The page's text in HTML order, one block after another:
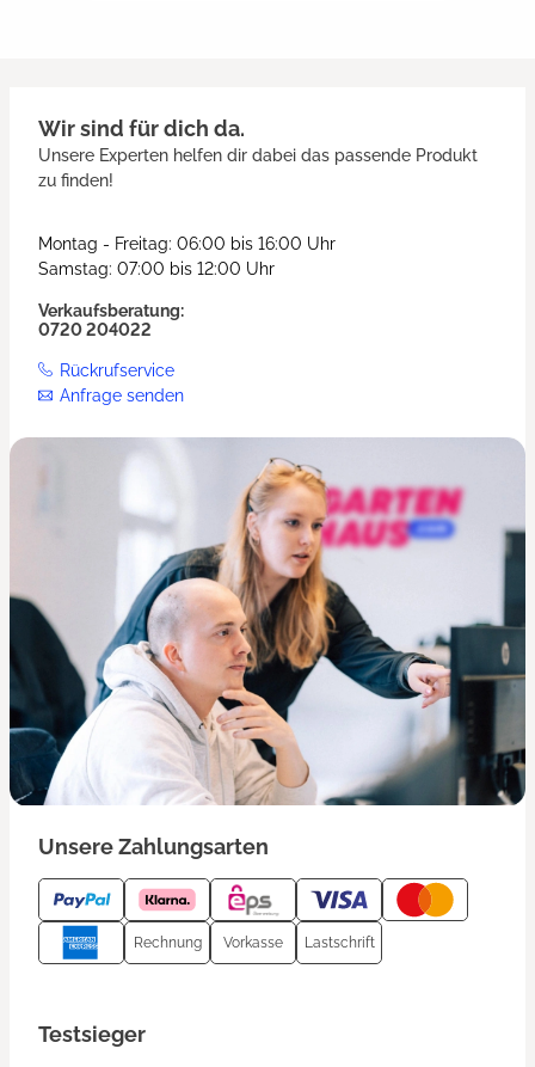
Wir sind für dich da.
Unsere Experten helfen dir dabei das passende Produkt
zu finden!
Montag - Freitag: 06:00 bis 16:00 Uhr
Samstag: 07:00 bis 12:00 Uhr
Verkaufsberatung:
0720 204022
Rückrufservice
Anfrage senden
Unsere Zahlungsarten
Rechnung Vorkasse Lastschrift
Testsieger